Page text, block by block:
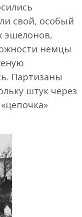
свой, особый
эшелонов,
немцы
Партизаны
штук через